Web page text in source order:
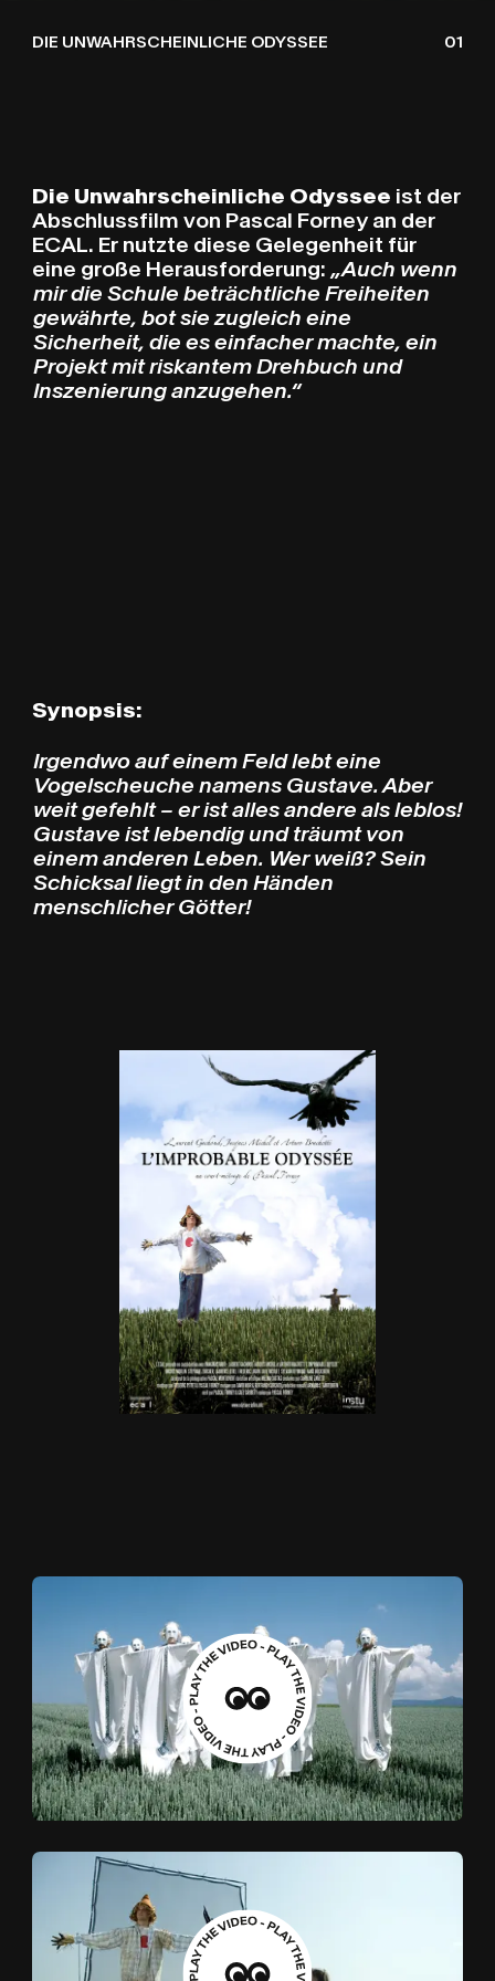
OD
DIE
DIE UNWAHRSCHEINLICHE ODYSSEE 01
Die Unwahrscheinliche Odyssee ist der
Abschlussfilm von Pascal Forney an der
ECAL. Er nutzte diese Gelegenheit für
eine große Herausforderung: „Auch wenn
mir die Schule beträchtliche Freiheiten
gewährte, bot sie zugleich eine
Sicherheit, die es einfacher machte, ein
Projekt mit riskantem Drehbuch und
Inszenierung anzugehen.“
Synopsis:
Irgendwo auf einem Feld lebt eine
Vogelscheuche namens Gustave. Aber
weit gefehlt – er ist alles andere als leblos!
Gustave ist lebendig und träumt von
einem anderen Leben. Wer weiß? Sein
Schicksal liegt in den Händen
menschlicher Götter!